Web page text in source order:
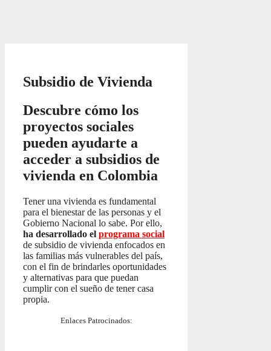
Subsidio de Vivienda
Descubre cómo los
proyectos sociales
pueden ayudarte a
acceder a subsidios de
vivienda en Colombia
Tener una vivienda es fundamental
para el bienestar de las personas y el
Gobierno Nacional lo sabe. Por ello,
ha desarrollado el programa social
de subsidio de vivienda enfocados en
las familias más vulnerables del país,
con el fin de brindarles oportunidades
y alternativas para que puedan
cumplir con el sueño de tener casa
propia.
Enlaces Patrocinados: